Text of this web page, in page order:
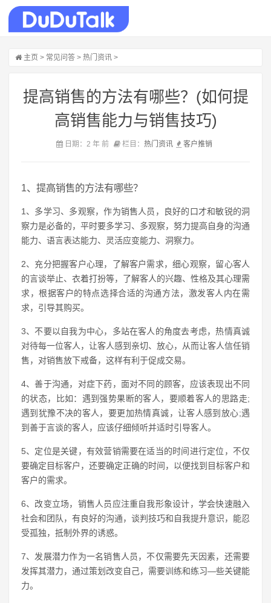
主页 > 常见问答 > 热门资讯 >
提高销售的方法有哪些？(如何提
高销售能力与销售技巧)
日期：2 年 前 栏目： 热门资讯 客户推销
1、提高销售的方法有哪些？
1、多学习、多观察，作为销售人员，良好的口才和敏锐的洞
察力是必备的，平时要多学习、多观察，努力提高自身的沟通
能力、语言表达能力、灵活应变能力、洞察力。
2、充分把握客户心理，了解客户需求，细心观察，留心客人
的言谈举止、衣着打扮等，了解客人的兴趣、性格及其心理需
求，根据客户的特点选择合适的沟通方法，激发客人内在需
求，引导其购买。
3、不要以自我为中心，多站在客人的角度去考虑，热情真诚
对待每一位客人，让客人感到亲切、放心，从而让客人信任销
售，对销售放下戒备，这样有利于促成交易。
4、善于沟通，对症下药，面对不同的顾客，应该表现出不同
的状态，比如：遇到强势果断的客人，要顺着客人的思路走;
遇到犹豫不决的客人，要更加热情真诚，让客人感到放心;遇
到善于言谈的客人，应该仔细倾听并适时引导客人。
5、定位是关键，有效营销需要在适当的时间进行定位，不仅
要确定目标客户，还要确定正确的时间，以便找到目标客户和
客户的需求。
6、改变立场，销售人员应注重自我形象设计，学会快速融入
社会和团队，有良好的沟通，谈判技巧和自我提升意识，能忍
受孤独，抵制外界的诱惑。
7、发展潜力作为一名销售人员，不仅需要先天因素，还需要
发挥其潜力，通过策划改变自己，需要训练和练习—些关键能
力。